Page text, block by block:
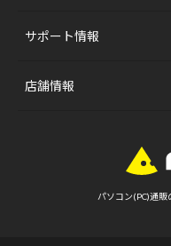
サポート情報
店舗情報
パソコン(PC)通販